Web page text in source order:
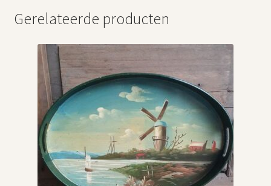
Gerelateerde producten